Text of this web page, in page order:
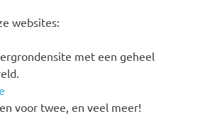
websites:
met een geheel
voor twee, en veel meer!